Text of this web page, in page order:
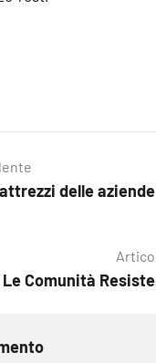
delle
Le Comunità